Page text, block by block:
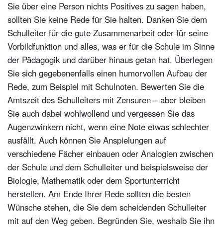
Sie über eine Person nichts Positives zu sagen haben,
sollten Sie keine Rede für Sie halten. Danken Sie dem
Schulleiter für die gute Zusammenarbeit oder für seine
Vorbildfunktion und alles, was er für die Schule im Sinne
der Pädagogik und darüber hinaus getan hat. Überlegen
Sie sich gegebenenfalls einen humorvollen Aufbau der
Rede, zum Beispiel mit Schulnoten. Bewerten Sie die
Amtszeit des Schulleiters mit Zensuren – aber bleiben
Sie auch dabei wohlwollend und vergessen Sie das
Augenzwinkern nicht, wenn eine Note etwas schlechter
ausfällt. Auch können Sie Anspielungen auf
verschiedene Fächer einbauen oder Analogien zwischen
der Schule und dem Schulleiter und beispielsweise der
Biologie, Mathematik oder dem Sportunterricht
herstellen. Am Ende Ihrer Rede sollten die besten
Wünsche stehen, die Sie dem scheidenden Schulleiter
mit auf den Weg geben. Begründen Sie, weshalb Sie ihn